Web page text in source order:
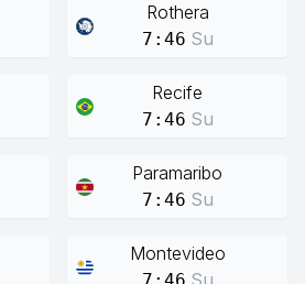
Rothera
7:46 Su
Recife
7:46 Su
Paramaribo
7:46 Su
Montevideo
Su